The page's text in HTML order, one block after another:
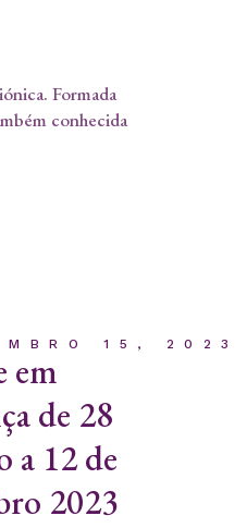
Formada
conhecida
15, 2023
em
de 28
a 12 de
2023